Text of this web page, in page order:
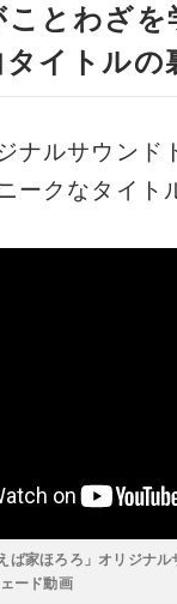
ことわざ
イトルの
ナルサウンド
ークなタイト
ば家ほろろ」オリジナル
ード動画